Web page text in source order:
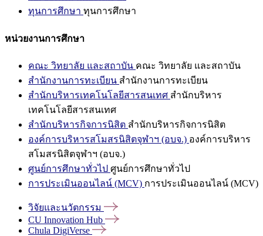
ทุนการศึกษา ทุนการศึกษา
หน่วยงานการศึกษา
คณะ วิทยาลัย และสถาบัน คณะ วิทยาลัย และสถาบัน
สำนักงานการทะเบียน สำนักงานการทะเบียน
สำนักบริหารเทคโนโลยีสารสนเทศ สำนักบริหาร
เทคโนโลยีสารสนเทศ
สำนักบริหารกิจการนิสิต สำนักบริหารกิจการนิสิต
องค์การบริหารสโมสรนิสิตจุฬาฯ (อบจ.) องค์การบริหาร
สโมสรนิสิตจุฬาฯ (อบจ.)
ศูนย์การศึกษาทั่วไป ศูนย์การศึกษาทั่วไป
การประเมินออนไลน์ (MCV) การประเมินออนไลน์ (MCV)
วิจัยและนวัตกรรม
CU Innovation Hub
Chula DigiVerse